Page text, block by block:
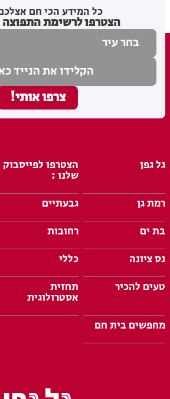
כל המידע הכי חם
הצטרפו לרשימת התפוצה
גל גפן הצטרפו לפייסבוק
שלנו :
רמת גן
גבעתיים
בת ים
רחובות
נס ציונה
כללי
טעים להכיר
תחזית
אסטרולוגית
מחפשים בית חם